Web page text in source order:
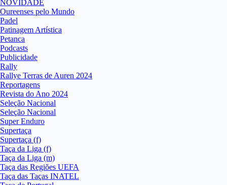
NOVIDADE
Oureenses pelo Mundo
Padel
Patinagem Artística
Petanca
Podcasts
Publicidade
Rally
Rallye Terras de Auren 2024
Reportagens
Revista do Ano 2024
Seleção Nacional
Seleção Nacional
Super Enduro
Supertaça
Supertaça (f)
Taça da Liga (f)
Taça da Liga (m)
Taça das Regiões UEFA
Taça das Taças INATEL